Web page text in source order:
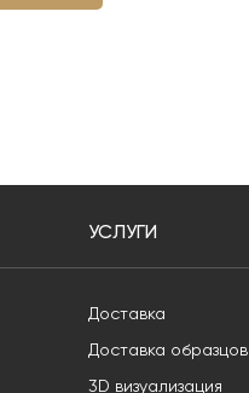
УСЛУГИ
Доставка
Доставка образцов
3D визуализация